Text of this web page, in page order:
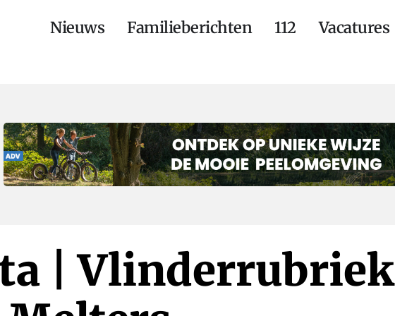
Nieuws Familieberichten 112 Vacatures
| Vlinderrubriek